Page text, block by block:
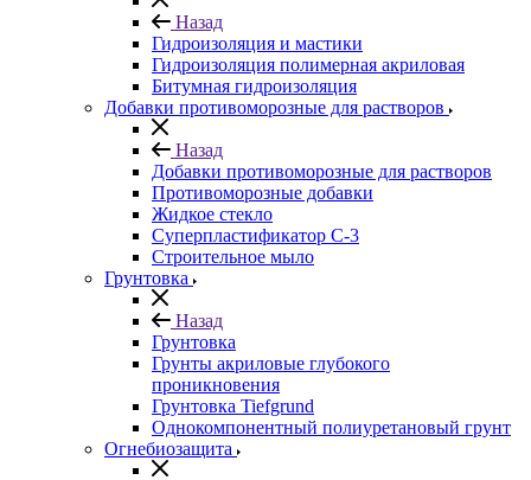
Назад
Гидроизоляция и мастики
Гидроизоляция полимерная акриловая
Битумная гидроизоляция
Добавки противоморозные для растворов
Назад
Добавки противоморозные для растворов
Противоморозные добавки
Жидкое стекло
Суперпластификатор С-3
Строительное мыло
Грунтовка
Назад
Грунтовка
Грунты акриловые глубокого
проникновения
Грунтовка Tiefgrund
Однокомпонентный полиуретановый грунт
Огнебиозащита